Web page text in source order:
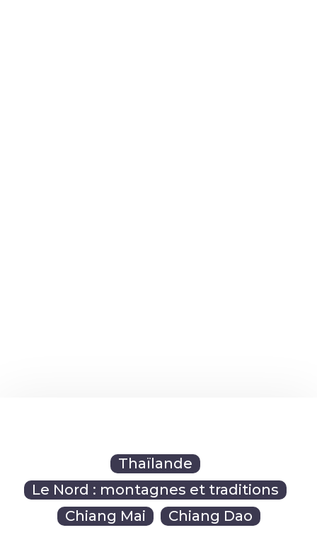
Thaïlande
Le Nord : montagnes et traditions
Chiang Mai
Chiang Dao